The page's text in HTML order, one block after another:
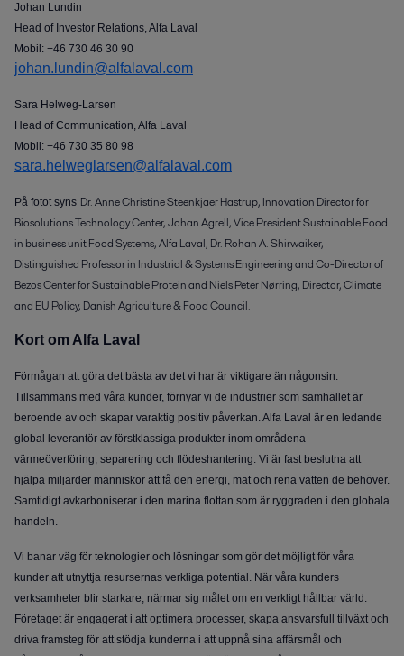
Johan Lundin
Head of Investor Relations, Alfa Laval
Mobil: +46 730 46 30 90
johan.lundin@alfalaval.com
Sara Helweg-Larsen
Head of Communication, Alfa Laval
Mobil: +46 730 35 80 98
sara.helweglarsen@alfalaval.com
På fotot syns Dr. Anne Christine Steenkjaer Hastrup, Innovation Director for
Biosolutions Technology Center, Johan Agrell, Vice President Sustainable Food
in business unit Food Systems, Alfa Laval, Dr. Rohan A. Shirwaiker,
Distinguished Professor in Industrial & Systems Engineering and Co-Director of
Bezos Center for Sustainable Protein and Niels Peter Nørring, Director, Climate
and EU Policy, Danish Agriculture & Food Council.
Kort om Alfa Laval
Förmågan att göra det bästa av det vi har är viktigare än någonsin.
Tillsammans med våra kunder, förnyar vi de industrier som samhället är
beroende av och skapar varaktig positiv påverkan. Alfa Laval är en ledande
global leverantör av förstklassiga produkter inom områdena
värmeöverföring, separering och flödeshantering. Vi är fast beslutna att
hjälpa miljarder människor att få den energi, mat och rena vatten de behöver.
Samtidigt avkarboniserar i den marina flottan som är ryggraden i den globala
handeln.
Vi banar väg för teknologier och lösningar som gör det möjligt för våra
kunder att utnyttja resursernas verkliga potential. När våra kunders
verksamheter blir starkare, närmar sig målet om en verkligt hållbar värld.
Företaget är engagerat i att optimera processer, skapa ansvarsfull tillväxt och
driva framsteg för att stödja kunderna i att uppnå sina affärsmål och